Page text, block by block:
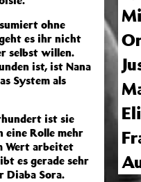
ohne
es ihr nicht
selbst willen.
ist, ist Nana
System als
ist sie
Rolle mehr
Wert arbeitet
es gerade sehr
Diaba Sora.